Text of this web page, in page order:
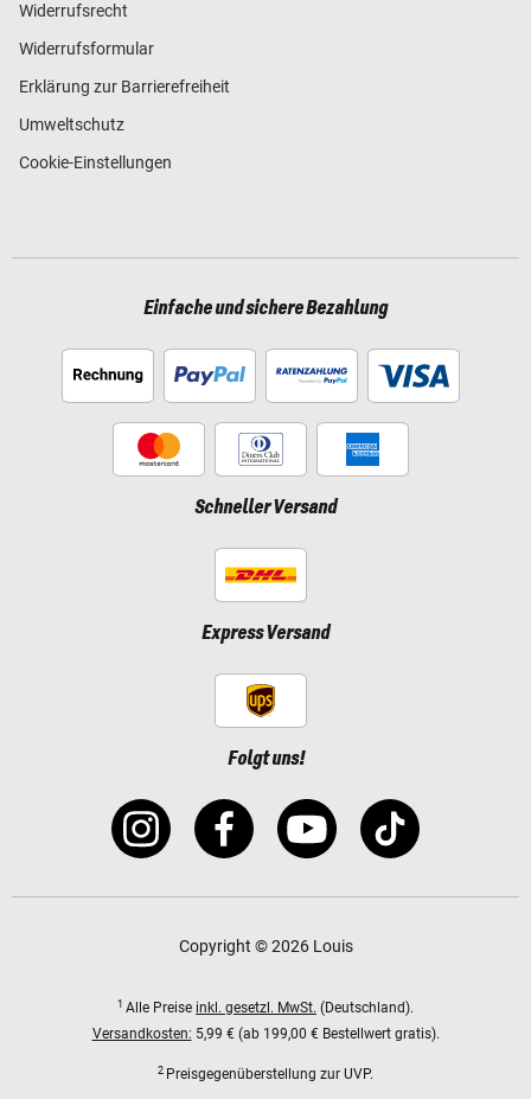
Widerrufsrecht
Widerrufsformular
Erklärung zur Barrierefreiheit
Umweltschutz
Cookie-Einstellungen
Einfache und sichere Bezahlung
Schneller Versand
Express Versand
Folgt uns!
Copyright © 2026 Louis
1 Alle Preise inkl. gesetzl. MwSt. (Deutschland).
Versandkosten: 5,99 € (ab 199,00 € Bestellwert gratis).
2 Preisgegenüberstellung zur UVP.